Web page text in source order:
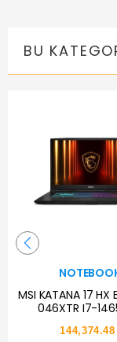
BU
MSI KATANA 17 HX
046XTR I7-